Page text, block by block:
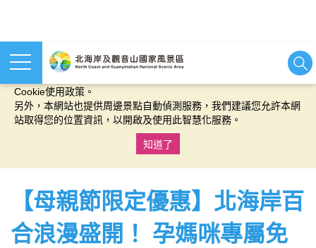
本網站使用cookies等相關技術以持續優化網站服務，並有助於為
Cookie使用政策。
另外，本網站也提供周邊景點自動偵測服務，我們建議您允許本網
站取得您的位置資訊，以開啟及使用此智慧化服務。
知道了
【母親節限定優惠】北海岸百
合浪漫盛開！ 孕媽咪專屬免